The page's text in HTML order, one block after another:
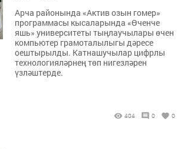
Арча районында «Актив озын гомер»
программасы кысаларында «Өченче
яшь» университеты тыңлаучылары өчен
компьютер грамоталылыгы дәресе
оештырылды. Катнашучылар цифрлы
технологияләрнең төп нигезләрен
үзләштерде.
404 0 0